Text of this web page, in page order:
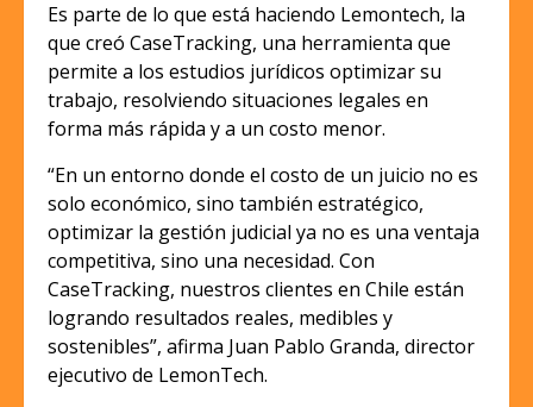
Es parte de lo que está haciendo Lemontech, la
que creó CaseTracking, una herramienta que
permite a los estudios jurídicos optimizar su
trabajo, resolviendo situaciones legales en
forma más rápida y a un costo menor.
“En un entorno donde el costo de un juicio no es
solo económico, sino también estratégico,
optimizar la gestión judicial ya no es una ventaja
competitiva, sino una necesidad. Con
CaseTracking, nuestros clientes en Chile están
logrando resultados reales, medibles y
sostenibles”, afirma Juan Pablo Granda, director
ejecutivo de LemonTech.